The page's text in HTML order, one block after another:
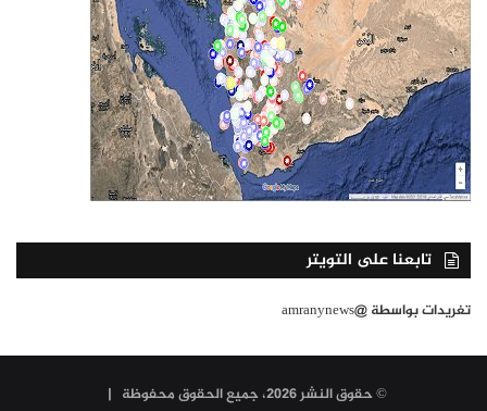
تابعنا على التويتر
تغريدات بواسطة @amranynews
© حقوق النشر 2026، جميع الحقوق محفوظة |